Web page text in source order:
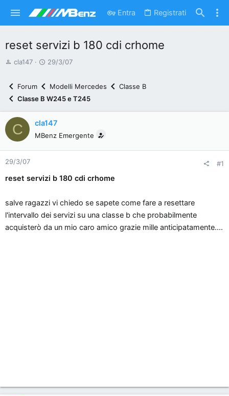
Entra Registrati
reset servizi b 180 cdi crhome
A
e
d
i
s
c
i
o
n
cla147
D
a
n
i
29/3/07
Forum Modelli Mercedes
Classe B
Classe B W245 e T245
C cla147
MBenz Emergente
29/3/07 #1
reset servizi b 180 cdi crhome
salve ragazzi vi chiedo se sapete come fare a resettare
l'intervallo dei servizi su una classe b che probabilmente
acquisterò da un mio caro amico grazie mille anticipatamente....